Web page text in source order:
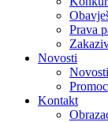
Prava
Novosti
Novosti
Kontakt